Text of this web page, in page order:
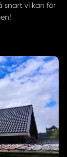
snart vi kan för